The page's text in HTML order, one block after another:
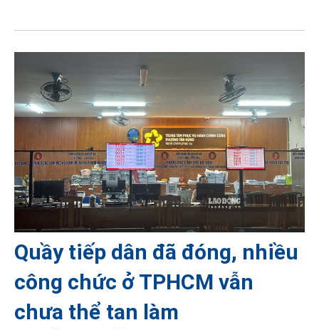
Quầy tiếp dân đã đóng, nhiều
công chức ở TPHCM vẫn
chưa thể tan làm